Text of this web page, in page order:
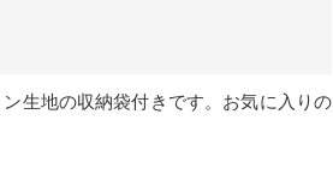
生地の収納袋付きです。お気に入りの